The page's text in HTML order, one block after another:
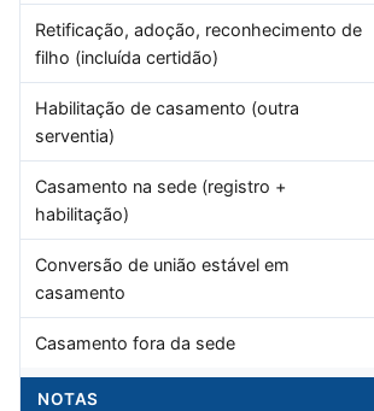
Retificação, adoção, reconhecimento de
filho (incluída certidão)
Habilitação de casamento (outra
serventia)
Casamento na sede (registro +
habilitação)
Conversão de união estável em
casamento
Casamento fora da sede
NOTAS